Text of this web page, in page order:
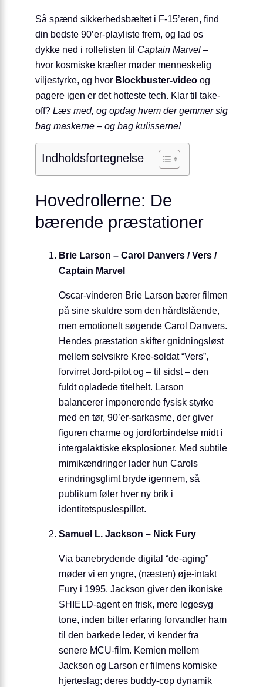
Så spænd sikkerhedsbæltet i F-15’eren, find
din bedste 90’er-playliste frem, og lad os
dykke ned i rollelisten til Captain Marvel –
hvor kosmiske kræfter møder menneskelig
viljestyrke, og hvor Blockbuster-video og
pagere igen er det hotteste tech. Klar til take-
off? Læs med, og opdag hvem der gemmer sig
bag maskerne – og bag kulisserne!
Indholdsfortegnelse
Hovedrollerne: De
bærende præstationer
Brie Larson – Carol Danvers / Vers /
Captain Marvel
Oscar-vinderen Brie Larson bærer filmen
på sine skuldre som den hårdtslående,
men emotionelt søgende Carol Danvers.
Hendes præstation skifter gnidningsløst
mellem selvsikre Kree-soldat “Vers”,
forvirret Jord-pilot og – til sidst – den
fuldt opladede titelhelt. Larson
balancerer imponerende fysisk styrke
med en tør, 90’er-sarkasme, der giver
figuren charme og jordforbindelse midt i
intergalaktiske eksplosioner. Med subtile
mimikændringer lader hun Carols
erindringsglimt bryde igennem, så
publikum føler hver ny brik i
identitetspuslespillet.
Samuel L. Jackson – Nick Fury
Via banebrydende digital “de-aging”
møder vi en yngre, (næsten) øje-intakt
Fury i 1995. Jackson giver den ikoniske
SHIELD-agent en frisk, mere legesyg
tone, inden bitter erfaring forvandler ham
til den barkede leder, vi kender fra
senere MCU-film. Kemien mellem
Jackson og Larson er filmens komiske
hjerteslag; deres buddy-cop dynamik